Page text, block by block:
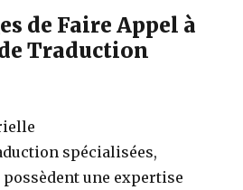
de Faire Appel à
Traduction
spécialisées,
une expertise